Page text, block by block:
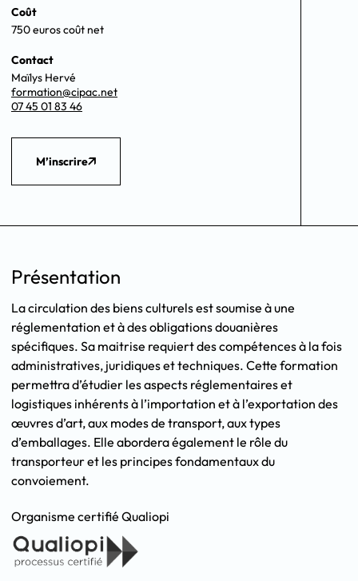
Coût
750 euros coût net
Contact
Maïlys Hervé
formation@cipac.net
07 45 01 83 46
M’inscrire
Présentation
La circulation des biens culturels est soumise à une
réglementation et à des obligations douanières
spécifiques. Sa maitrise requiert des compétences à la fois
administratives, juridiques et techniques. Cette formation
permettra d’étudier les aspects réglementaires et
logistiques inhérents à l’importation et à l’exportation des
œuvres d’art, aux modes de transport, aux types
d’emballages. Elle abordera également le rôle du
transporteur et les principes fondamentaux du
convoiement.
Organisme certifié Qualiopi